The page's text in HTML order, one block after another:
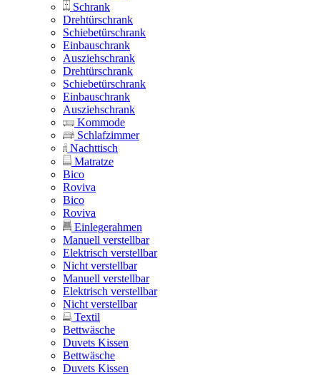
Schrank
Drehtürschrank
Schiebetürschrank
Einbauschrank
Ausziehschrank
Drehtürschrank
Schiebetürschrank
Einbauschrank
Ausziehschrank
Kommode
Schlafzimmer
Nachttisch
Matratze
Bico
Roviva
Bico
Roviva
Einlegerahmen
Manuell verstellbar
Elektrisch verstellbar
Nicht verstellbar
Manuell verstellbar
Elektrisch verstellbar
Nicht verstellbar
Textil
Bettwäsche
Duvets Kissen
Bettwäsche
Duvets Kissen